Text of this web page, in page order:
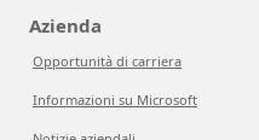
Azienda
Opportunità di carriera
Informazioni su Microsoft